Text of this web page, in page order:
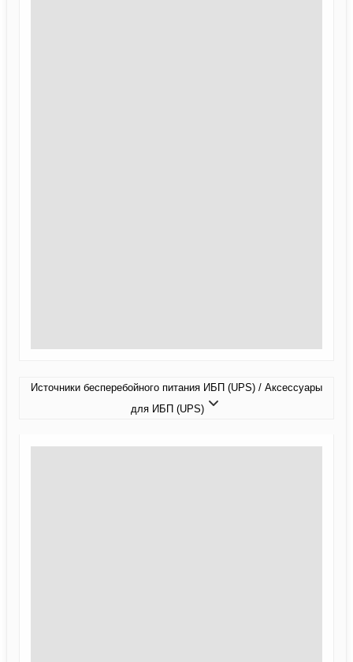
Источники бесперебойного питания ИБП (UPS) / Аксессуары
для ИБП (UPS)